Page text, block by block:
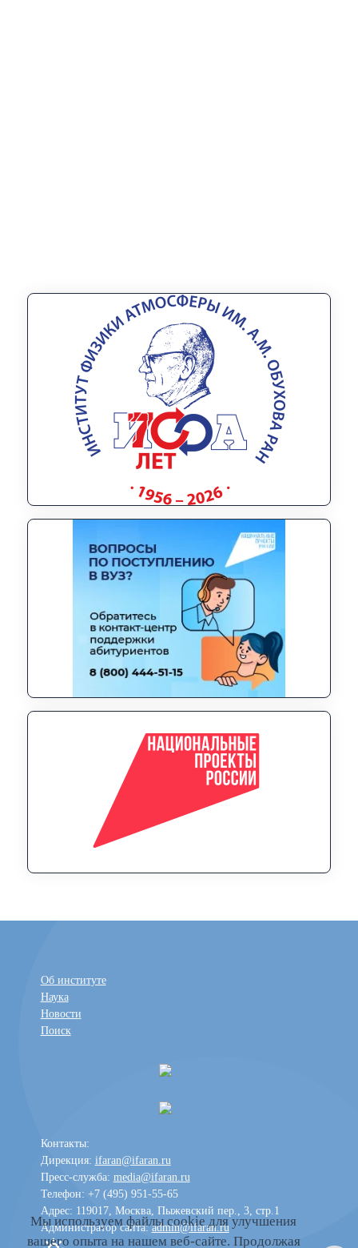
Об институте
Наука
Новости
Поиск
Контакты:
Дирекция: ifaran@ifaran.ru
Пресс-служба: media@ifaran.ru
Телефон: +7 (495) 951-55-65
Адрес: 119017, Москва, Пыжевский пер., 3, стр.1
Администратор сайта:admin@ifaran.ru
Toggle dark mode
Мы используем файлы cookie для улучшения
вашего опыта на нашем веб-сайте. Продолжая